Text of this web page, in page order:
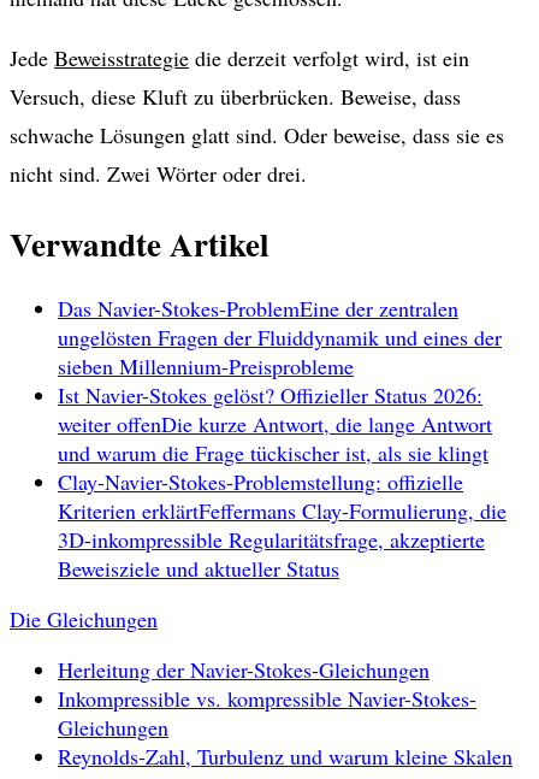
Jede Beweisstrategie die derzeit verfolgt wird, ist ein
Versuch, diese Kluft zu überbrücken. Beweise, dass
schwache Lösungen glatt sind. Oder beweise, dass sie es
nicht sind. Zwei Wörter oder drei.
Verwandte Artikel
Das Navier-Stokes-ProblemEine der zentralen
ungelösten Fragen der Fluiddynamik und eines der
sieben Millennium-Preisprobleme
Ist Navier-Stokes gelöst? Offizieller Status 2026:
weiter offenDie kurze Antwort, die lange Antwort
und warum die Frage tückischer ist, als sie klingt
Clay-Navier-Stokes-Problemstellung: offizielle
Kriterien erklärtFeffermans Clay-Formulierung, die
3D-inkompressible Regularitätsfrage, akzeptierte
Beweisziele und aktueller Status
Die Gleichungen
Herleitung der Navier-Stokes-Gleichungen
Inkompressible vs. kompressible Navier-Stokes-
Gleichungen
Reynolds-Zahl, Turbulenz und warum kleine Skalen